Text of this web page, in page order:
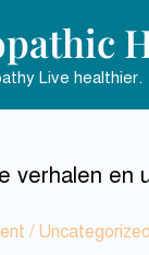
Live healthier.
verhalen en
/ Uncategorized